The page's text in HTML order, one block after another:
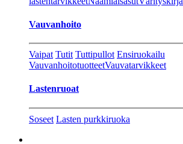
Vauvanhoito
Vaipat Tutit Tuttipullot Ensiruokailu
VauvanhoitotuotteetVauvatarvikkeet
Lastenruoat
Soseet Lasten purkkiruoka